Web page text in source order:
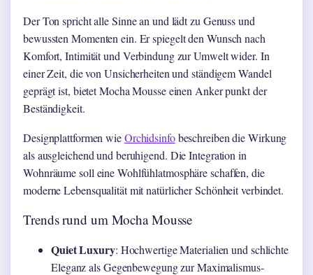
Der Ton spricht alle Sinne an und lädt zu Genuss und
bewussten Momenten ein. Er spiegelt den Wunsch nach
Komfort, Intimität und Verbindung zur Umwelt wider. In
einer Zeit, die von Unsicherheiten und ständigem Wandel
geprägt ist, bietet Mocha Mousse einen Anker punkt der
Beständigkeit.
Designplattformen wieOrchidsinfobeschreiben die Wirkung
als ausgleichend und beruhigend. Die Integration in
Wohnräume soll eine Wohlfühlatmosphäre schaffen, die
moderne Lebensqualität mit natürlicher Schönheit verbindet.
Trends rund um Mocha Mousse
Quiet Luxury: Hochwertige Materialien und schlichte
Eleganz als Gegenbewegung zur Maximalismus-